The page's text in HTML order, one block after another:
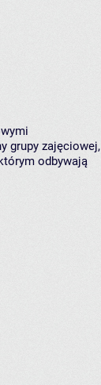
grupy zajęciowej,
odbywają